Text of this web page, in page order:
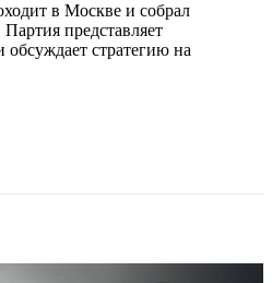
в Москве и собрал
Партия представляет
стратегию на